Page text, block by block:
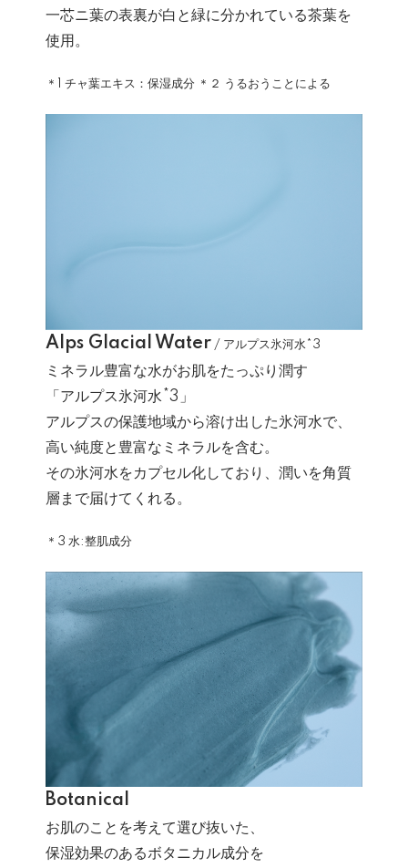
一芯ニ葉の表裏が白と緑に分かれている茶葉を
使用。
＊1 チャ葉エキス：保湿成分 ＊２ うるおうことによる
Alps Glacial Water / アルプス氷河水*3
ミネラル豊富な水がお肌をたっぷり潤す
「アルプス氷河水*3」
アルプスの保護地域から溶け出した氷河水で、
高い純度と豊富なミネラルを含む。
その氷河水をカプセル化しており、潤いを角質
層まで届けてくれる。
＊3 水:整肌成分
Botanical
お肌のことを考えて選び抜いた、
保湿効果のあるボタニカル成分を